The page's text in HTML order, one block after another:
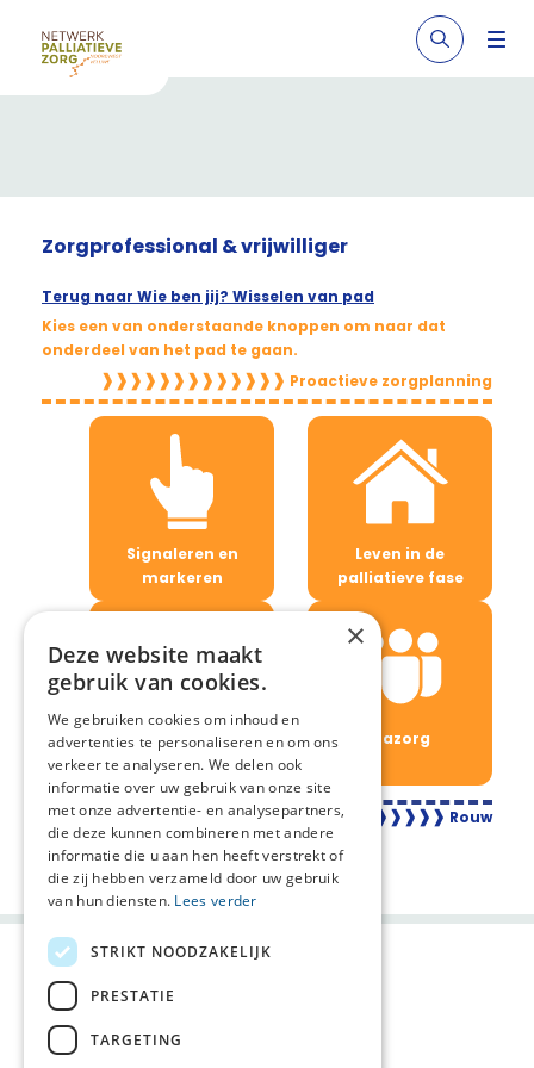
Zorgprofessional & vrijwilliger
Terug naar Wie ben jij? Wisselen van pad
Kies een van onderstaande knoppen om naar dat
onderdeel van het pad te gaan.
❱❱❱❱❱❱❱❱❱❱❱❱❱ Proactieve zorgplanning
Signaleren en
markeren
Leven in de
palliatieve fase
Laatste
levensfase
Nazorg
❱❱❱❱❱❱❱❱❱❱❱❱❱ Rouw
Deel deze pagina:
×
Deze website maakt
gebruik van cookies.
We gebruiken cookies om inhoud en
advertenties te personaliseren en om ons
verkeer te analyseren. We delen ook
informatie over uw gebruik van onze site
met onze advertentie- en analysepartners,
die deze kunnen combineren met andere
informatie die u aan hen heeft verstrekt of
die zij hebben verzameld door uw gebruik
van hun diensten. Lees verder
STRIKT NOODZAKELIJK
PRESTATIE
TARGETING